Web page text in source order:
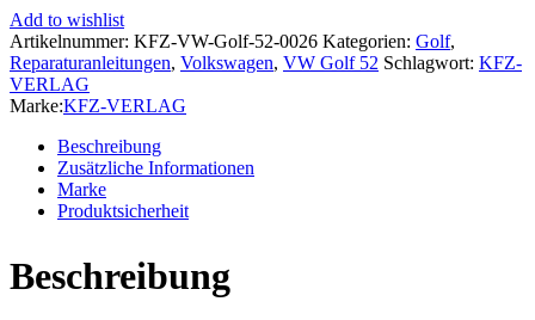
Plus
(08-
14)
4-
Zyl.
1,4l
Benzinmotor
Reparaturanleitung
Add to wishlist
Artikelnummer: KFZ-VW-Golf-52-0026 Kategorien: Golf,
Reparaturanleitungen, Volkswagen, VW Golf 52 Schlagwort: KFZ-
VERLAG
Marke:KFZ-VERLAG
Beschreibung
Zusätzliche Informationen
Marke
Produktsicherheit
Beschreibung